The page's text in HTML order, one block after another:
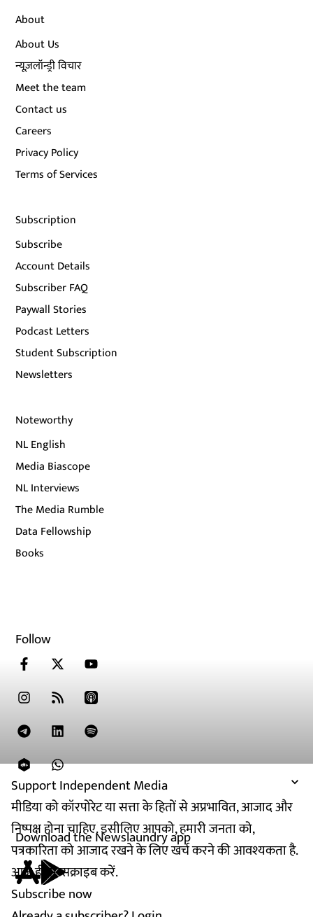
Support Independent Media
मीडिया को कॉरपोरेट या सत्ता के हितों से अप्रभावित, आजाद और
निष्पक्ष होना चाहिए. इसीलिए आपको, हमारी जनता को,
पत्रकारिता को आजाद रखने के लिए खर्च करने की आवश्यकता है.
आज ही सब्सक्राइब करें.
Subscribe now
About
About Us
न्यूज़लॉन्ड्री विचार
Meet the team
Contact us
Careers
Privacy Policy
Terms of Services
Subscription
Subscribe
Account Details
Subscriber FAQ
Paywall Stories
Podcast Letters
Student Subscription
Newsletters
Noteworthy
NL English
Media Biascope
NL Interviews
The Media Rumble
Data Fellowship
Books
Follow
Download the Newslaundry app